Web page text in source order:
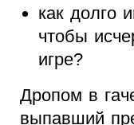
как долго
чтобы
игре?
Дропом в
выпавший